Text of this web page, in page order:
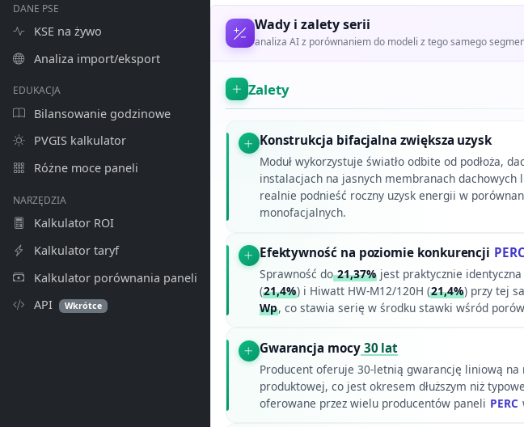
DANE PSE
KSE na żywo
Analiza import/eksport
EDUKACJA
Bilansowanie godzinowe
PVGIS kalkulator
Różne moce paneli
NARZĘDZIA
Kalkulator ROI
Kalkulator taryf
Kalkulator porównania paneli
API
Wkrótce
Wady i zalety serii
analiza AI z porównaniem do modeli z tego samego
Zalety
Konstrukcja bifacjalna zwiększa uzysk
Moduł wykorzystuje światło odbite od podłoża,
instalacjach na jasnych membranach dachowych
realnie podnieść roczny uzysk energii w
monofacjalnych.
Efektywność na poziomie konkurencji PERC
Sprawność do21,37%jest praktycznie identyczna
(21,4%) i Hiwatt HW-M12/120H (21,4%) przy tej
Wp, co stawia serię w środku stawki wśród
Gwarancja mocy30 lat
Producent oferuje 30-letnią gwarancję liniową
produktowej, co jest okresem dłuższym niż
oferowane przez wielu producentów paneli PERC